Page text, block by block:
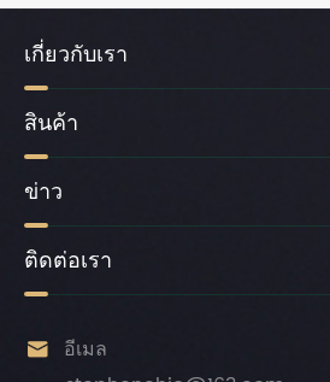
เกี่ยวกับเรา
สินค้า
ข่าว
ติดต่อเรา
 อีเมล